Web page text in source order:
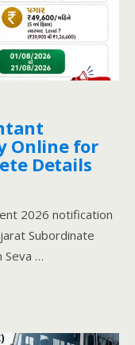
Online for
Details
2026 notification
Subordinate
Seva …